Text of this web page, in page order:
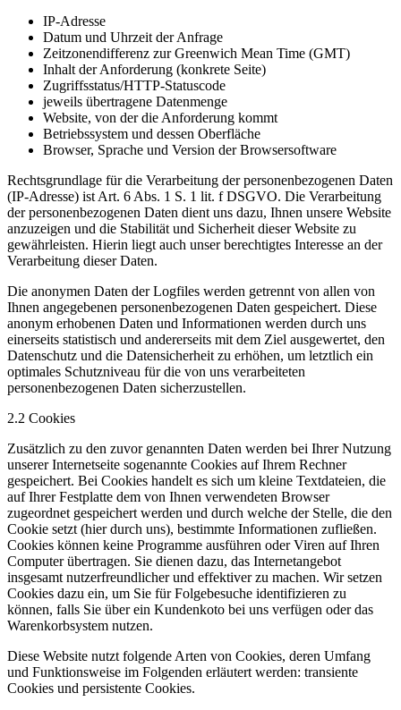
IP-Adresse
Datum und Uhrzeit der Anfrage
Zeitzonendifferenz zur Greenwich Mean Time (GMT)
Inhalt der Anforderung (konkrete Seite)
Zugriffsstatus/HTTP-Statuscode
jeweils übertragene Datenmenge
Website, von der die Anforderung kommt
Betriebssystem und dessen Oberfläche
Browser, Sprache und Version der Browsersoftware
Rechtsgrundlage für die Verarbeitung der personenbezogenen Daten
(IP-Adresse) ist Art. 6 Abs. 1 S. 1 lit. f DSGVO. Die Verarbeitung
der personenbezogenen Daten dient uns dazu, Ihnen unsere Website
anzuzeigen und die Stabilität und Sicherheit dieser Website zu
gewährleisten. Hierin liegt auch unser berechtigtes Interesse an der
Verarbeitung dieser Daten.
Die anonymen Daten der Logfiles werden getrennt von allen von
Ihnen angegebenen personenbezogenen Daten gespeichert. Diese
anonym erhobenen Daten und Informationen werden durch uns
einerseits statistisch und andererseits mit dem Ziel ausgewertet, den
Datenschutz und die Datensicherheit zu erhöhen, um letztlich ein
optimales Schutzniveau für die von uns verarbeiteten
personenbezogenen Daten sicherzustellen.
2.2 Cookies
Zusätzlich zu den zuvor genannten Daten werden bei Ihrer Nutzung
unserer Internetseite sogenannte Cookies auf Ihrem Rechner
gespeichert. Bei Cookies handelt es sich um kleine Textdateien, die
auf Ihrer Festplatte dem von Ihnen verwendeten Browser
zugeordnet gespeichert werden und durch welche der Stelle, die den
Cookie setzt (hier durch uns), bestimmte Informationen zufließen.
Cookies können keine Programme ausführen oder Viren auf Ihren
Computer übertragen. Sie dienen dazu, das Internetangebot
insgesamt nutzerfreundlicher und effektiver zu machen. Wir setzen
Cookies dazu ein, um Sie für Folgebesuche identifizieren zu
können, falls Sie über ein Kundenkoto bei uns verfügen oder das
Warenkorbsystem nutzen.
Diese Website nutzt folgende Arten von Cookies, deren Umfang
und Funktionsweise im Folgenden erläutert werden: transiente
Cookies und persistente Cookies.